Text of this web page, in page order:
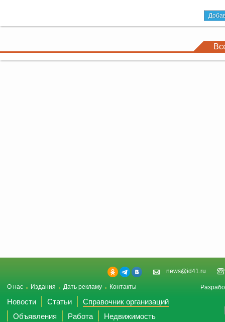
news@id41.ru
О нас Издания Дать рекламу Контакты
Новости Статьи
Справочник организаций
Объявления
Работа Недвижимость